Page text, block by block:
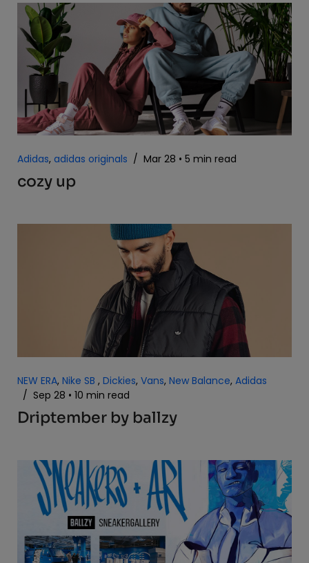
Adidas, adidas originals / Mar 28 5 min read
cozy up
NEW ERA, Nike SB , Dickies, Vans, New Balance, Adidas
/ Sep 28 10 min read
Driptember by ballzy